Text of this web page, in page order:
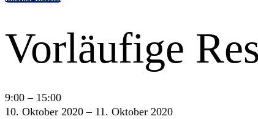
Vorläufige
Vorläufige
Reservierung
9:00 – 15:00
10. Oktober 2020 – 11. Oktober 2020